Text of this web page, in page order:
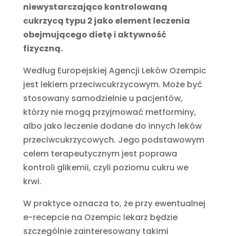
niewystarczająco kontrolowaną
cukrzycą typu 2 jako element leczenia
obejmującego dietę i aktywność
fizyczną.
Według Europejskiej Agencji Leków Ozempic
jest lekiem przeciwcukrzycowym. Może być
stosowany samodzielnie u pacjentów,
którzy nie mogą przyjmować metforminy,
albo jako leczenie dodane do innych leków
przeciwcukrzycowych. Jego podstawowym
celem terapeutycznym jest poprawa
kontroli glikemii, czyli poziomu cukru we
krwi.
W praktyce oznacza to, że przy ewentualnej
e-recepcie na Ozempic lekarz będzie
szczególnie zainteresowany takimi